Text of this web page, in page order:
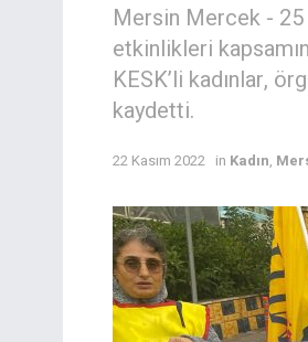
Mersin Mercek - 25
etkinlikleri
KESK’li kadınlar,
kaydetti.
22 Kasım 2022 in Kadın,